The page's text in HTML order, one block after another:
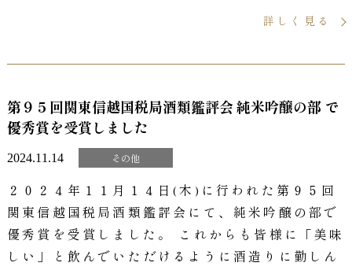
詳しく見る
2024.11.14 その他
第９５回関東信越国税局酒類鑑評会 純米吟醸の部 で
優秀賞を受賞しました
２０２４年１１月１４日(木)に行われた第９５回
関東信越国税局酒類鑑評会にて、純米吟醸の部で
優秀賞を受賞しました。 これからも皆様に「美味
しい」と飲んでいただけるように酒造りに勤しん